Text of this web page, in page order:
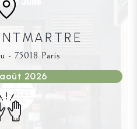
- 75018 Paris
2026